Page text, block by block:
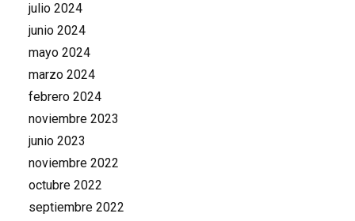
julio 2024
junio 2024
mayo 2024
marzo 2024
febrero 2024
noviembre 2023
junio 2023
noviembre 2022
octubre 2022
septiembre 2022